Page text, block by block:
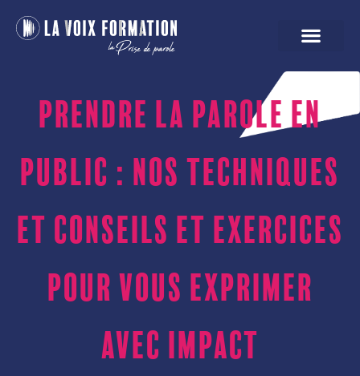
Prendre la parole en
public : nos techniques
et conseils et exercices
pour vous exprimer
avec impact